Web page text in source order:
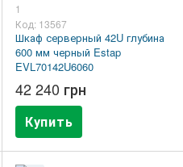
1
Код: 13567
Шкаф серверный 42U глубина
600 мм черный Estap
EVL70142U6060
42 240 грн
Купить